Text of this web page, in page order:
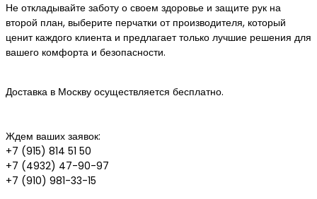
Не откладывайте заботу о своем здоровье и защите рук на
второй план, выберите перчатки от производителя, который
ценит каждого клиента и предлагает только лучшие решения для
вашего комфорта и безопасности.
Доставка в Москву осуществляется бесплатно.
Ждем ваших заявок:
+7 (915) 814 51 50
+7 (4932) 47-90-97
+7 (910) 981-33-15